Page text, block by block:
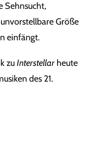
Sehnsucht,
Größe
einfängt.
zuInterstellarheute
des 21.